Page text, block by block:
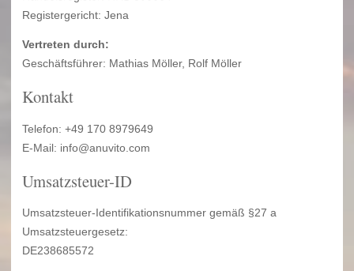
Registergericht: Jena
Vertreten durch:
Geschäftsführer: Mathias Möller, Rolf Möller
Kontakt
Telefon: +49 170 8979649
E-Mail: info@anuvito.com
Umsatzsteuer-ID
Umsatzsteuer-Identifikationsnummer gemäß §27 a
Umsatzsteuergesetz:
DE238685572